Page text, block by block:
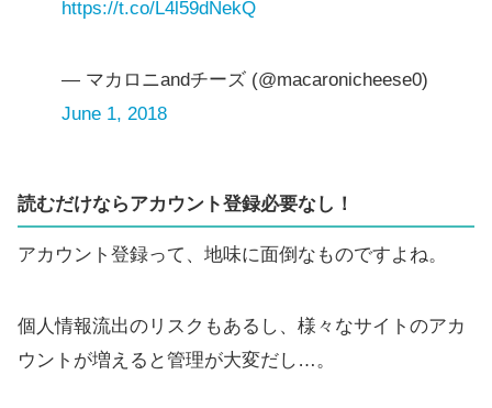
https://t.co/L4l59dNekQ
— マカロニandチーズ (@macaronicheese0)
June 1, 2018
読むだけならアカウント登録必要なし！
アカウント登録って、地味に面倒なものですよね。
個人情報流出のリスクもあるし、様々なサイトのアカ
ウントが増えると管理が大変だし…。